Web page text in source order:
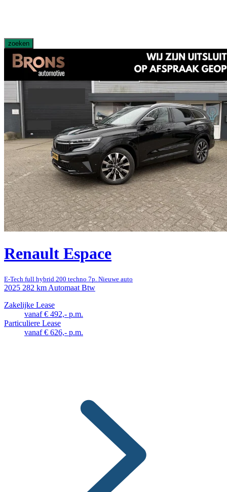
zoeken
Renault Espace
E-Tech full hybrid 200 techno 7p. Nieuwe auto
2025 282 km Automaat Btw
Zakelijke Lease
vanaf € 492,- p.m.
Particuliere Lease
vanaf € 626,- p.m.